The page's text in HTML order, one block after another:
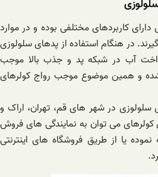
دارای کاربردهای مختلفی بوده و در موارد
در هنگام استفاده از پدهای سلولوزی
آب در شبکه پد و جذب بالا موجب
شده و همین موضوع موجب رواج کولرهای
سلولوزی در شهر های قم، تهران، اراک و
کولرهای می توان به نمایندگی های فروش
یا از طریق فروشگاه های اینترنتی